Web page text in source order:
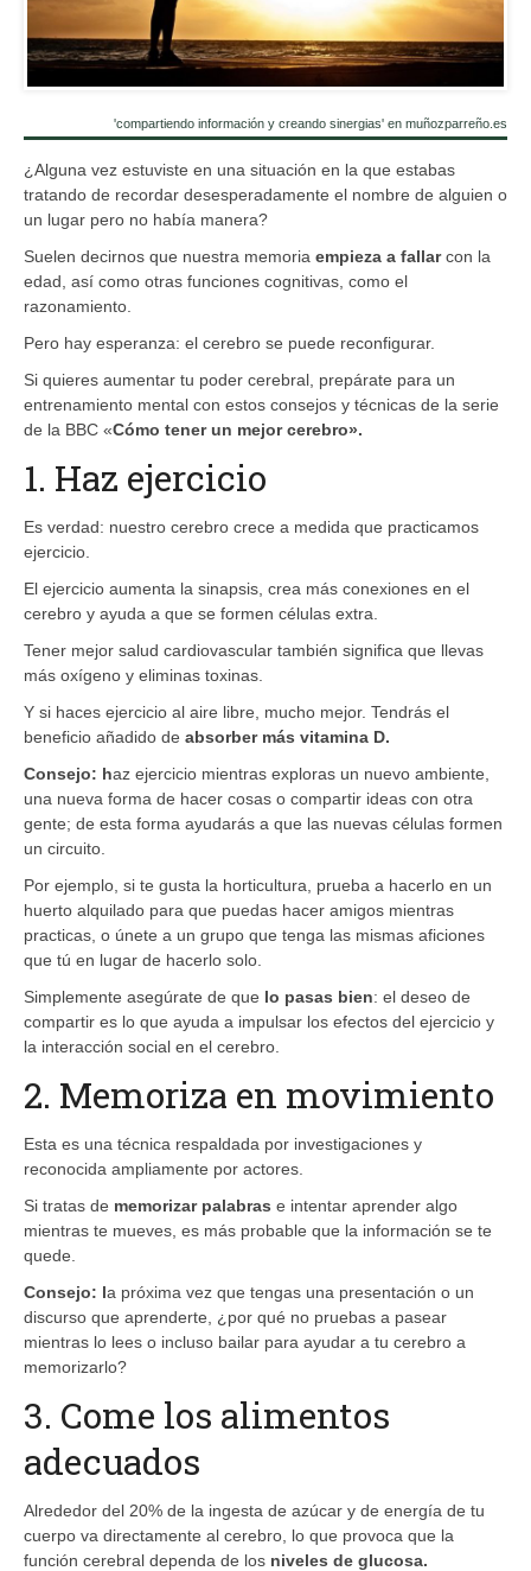
'compartiendo información y creando sinergias' en muñozparreño.es
¿Alguna vez estuviste en una situación en la que estabas
tratando de recordar desesperadamente el nombre de alguien o
un lugar pero no había manera?
Suelen decirnos que nuestra memoria empieza a fallarcon la
edad, así como otras funciones cognitivas, como el
razonamiento.
Pero hay esperanza: el cerebro se puede reconfigurar.
Si quieres aumentar tu poder cerebral, prepárate para un
entrenamiento mental con estos consejos y técnicas de la serie
de la BBC «Cómo tener un mejor cerebro».
1. Haz ejercicio
Es verdad: nuestro cerebro crece a medida que practicamos
ejercicio.
El ejercicio aumenta la sinapsis, crea más conexiones en el
cerebro y ayuda a que se formen células extra.
Tener mejor salud cardiovascular también significa que llevas
más oxígeno y eliminas toxinas.
Y si haces ejercicio al aire libre, mucho mejor. Tendrás el
beneficio añadido de absorber más vitamina D.
Consejo: haz ejercicio mientras exploras un nuevo ambiente,
una nueva forma de hacer cosas o compartir ideas con otra
gente; de esta forma ayudarás a que las nuevas células formen
un circuito.
Por ejemplo, si te gusta la horticultura, prueba a hacerlo en un
huerto alquilado para que puedas hacer amigos mientras
practicas, o únete a un grupo que tenga las mismas aficiones
que tú en lugar de hacerlo solo.
Simplemente asegúrate de que lo pasas bien: el deseo de
compartir es lo que ayuda a impulsar los efectos del ejercicio y
la interacción social en el cerebro.
2. Memoriza en movimiento
Esta es una técnica respaldada por investigaciones y
reconocida ampliamente por actores.
Si tratas de memorizar palabras e intentar aprender algo
mientras te mueves, es más probable que la información se te
quede.
Consejo: la próxima vez que tengas una presentación o un
discurso que aprenderte, ¿por qué no pruebas a pasear
mientras lo lees o incluso bailar para ayudar a tu cerebro a
memorizarlo?
3. Come los alimentos
adecuados
Alrededor del 20% de la ingesta de azúcar y de energía de tu
cuerpo va directamente al cerebro, lo que provoca que la
función cerebral dependa de los niveles de glucosa.